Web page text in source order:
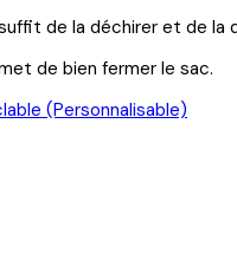
de la déchirer et de la
de bien fermer le sac.
(Personnalisable)